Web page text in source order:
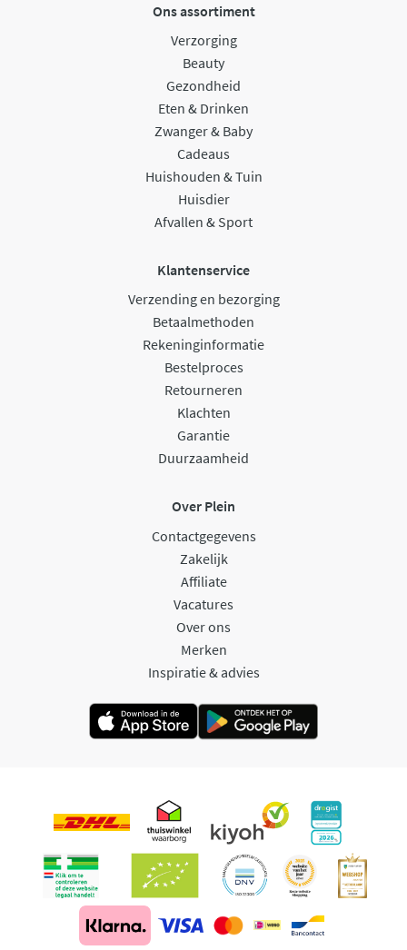
Ons assortiment
Verzorging
Beauty
Gezondheid
Eten & Drinken
Zwanger & Baby
Cadeaus
Huishouden & Tuin
Huisdier
Afvallen & Sport
Klantenservice
Verzending en bezorging
Betaalmethoden
Rekeninginformatie
Bestelproces
Retourneren
Klachten
Garantie
Duurzaamheid
Over Plein
Contactgegevens
Zakelijk
Affiliate
Vacatures
Over ons
Merken
Inspiratie & advies